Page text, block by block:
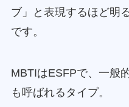
ブ」と表現するほど明
です。
MBTIはESFPで、一般
も呼ばれるタイプ。